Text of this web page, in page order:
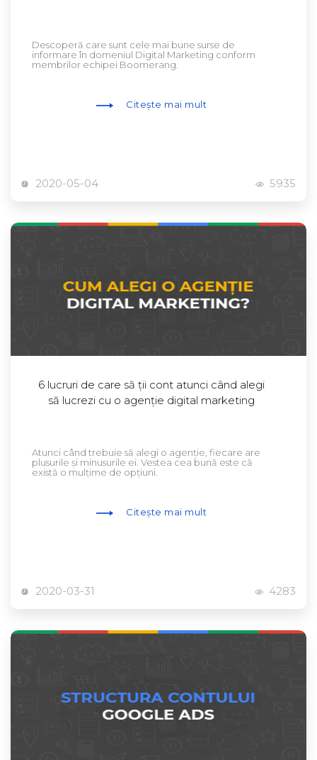
Descoperă care sunt cele mai bune surse de
informare în domeniul Digital Marketing conform
membrilor echipei Boomerang.
Citește mai mult
2020-05-04 5935
6 lucruri de care să ții cont atunci când alegi
să lucrezi cu o agenție digital marketing
Atunci când trebuie să alegi o agenție, fiecare are
plusurile și minusurile ei. Vestea cea bună este că
există o mulțime de opțiuni.
Citește mai mult
2020-03-31 4283